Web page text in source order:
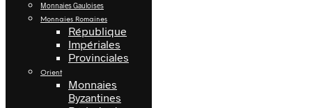
Monnaies Gauloises
Monnaies Romaines
République
Impériales
Provinciales
Orient
Monnaies
Byzantines